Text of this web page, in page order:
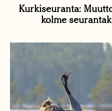
Kurkiseuranta:
kolme